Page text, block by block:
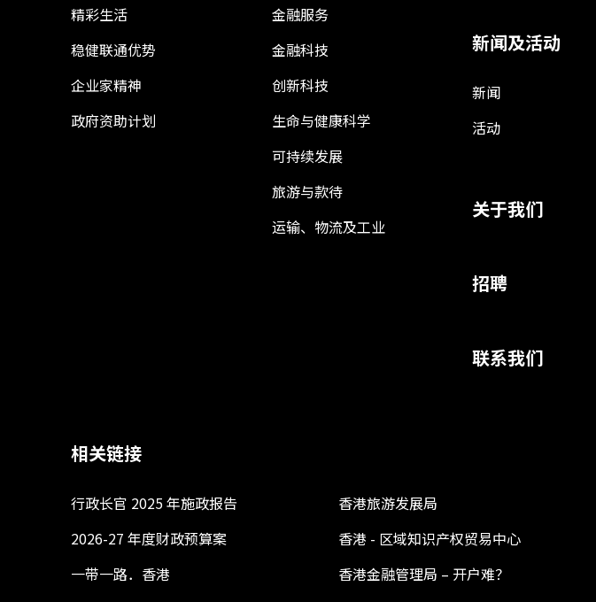
精彩生活
稳健联通优势
企业家精神
政府资助计划
金融服务
金融科技
创新科技
生命与健康科学
可持续发展
旅游与款待
运输、物流及工业
新闻及活动
新闻
活动
关于我们
招聘
联系我们
相关链接
行政长官 2025 年施政报告
2026-27 年度财政预算案
一带一路．香港
香港旅游发展局
香港 - 区域知识产权贸易中心
香港金融管理局 – 开户难？